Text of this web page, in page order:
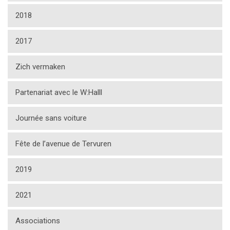
2018
2017
Zich vermaken
Partenariat avec le W:Halll
Journée sans voiture
Fête de l’avenue de Tervuren
2019
2021
Associations